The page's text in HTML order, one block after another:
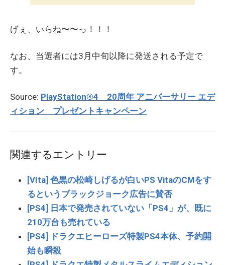
げぇ、いらね〜〜っ！！！
なお、当選者には3月中旬以降に発送される予定で
す。
Source: PlayStation®4 20周年 アニバーサリー エデ
ィション プレゼントキャンペーン
関連するエントリー
[VIta] 色黒の松崎しげるが白いPS VitaのCMをす
るというブラックジョーク広告に賛否
[PS4] 日本で発売されていない「PS4」が、既に
210万台も売れている
[PS4] ドラクエヒーローズ特製PS4本体、予約開
始も瞬殺